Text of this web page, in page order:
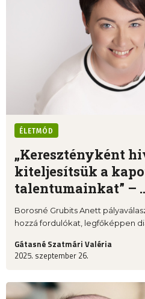
ÉLETMÓD
„Keresztényként
kiteljesítsük a
talentumainkat” –
Borosné Grubits Anett
hozzá fordulókat, legfőképpen
Gátasné Szatmári Valéria
2025. szeptember 26.